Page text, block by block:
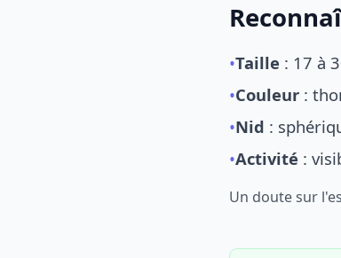
•Taille : 17 à
•Couleur :
•Nid :
•Activité :
Un doute sur